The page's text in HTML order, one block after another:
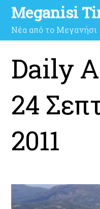
Meganisi
Νέα από το Μεγανήσι
Daily
24
2011